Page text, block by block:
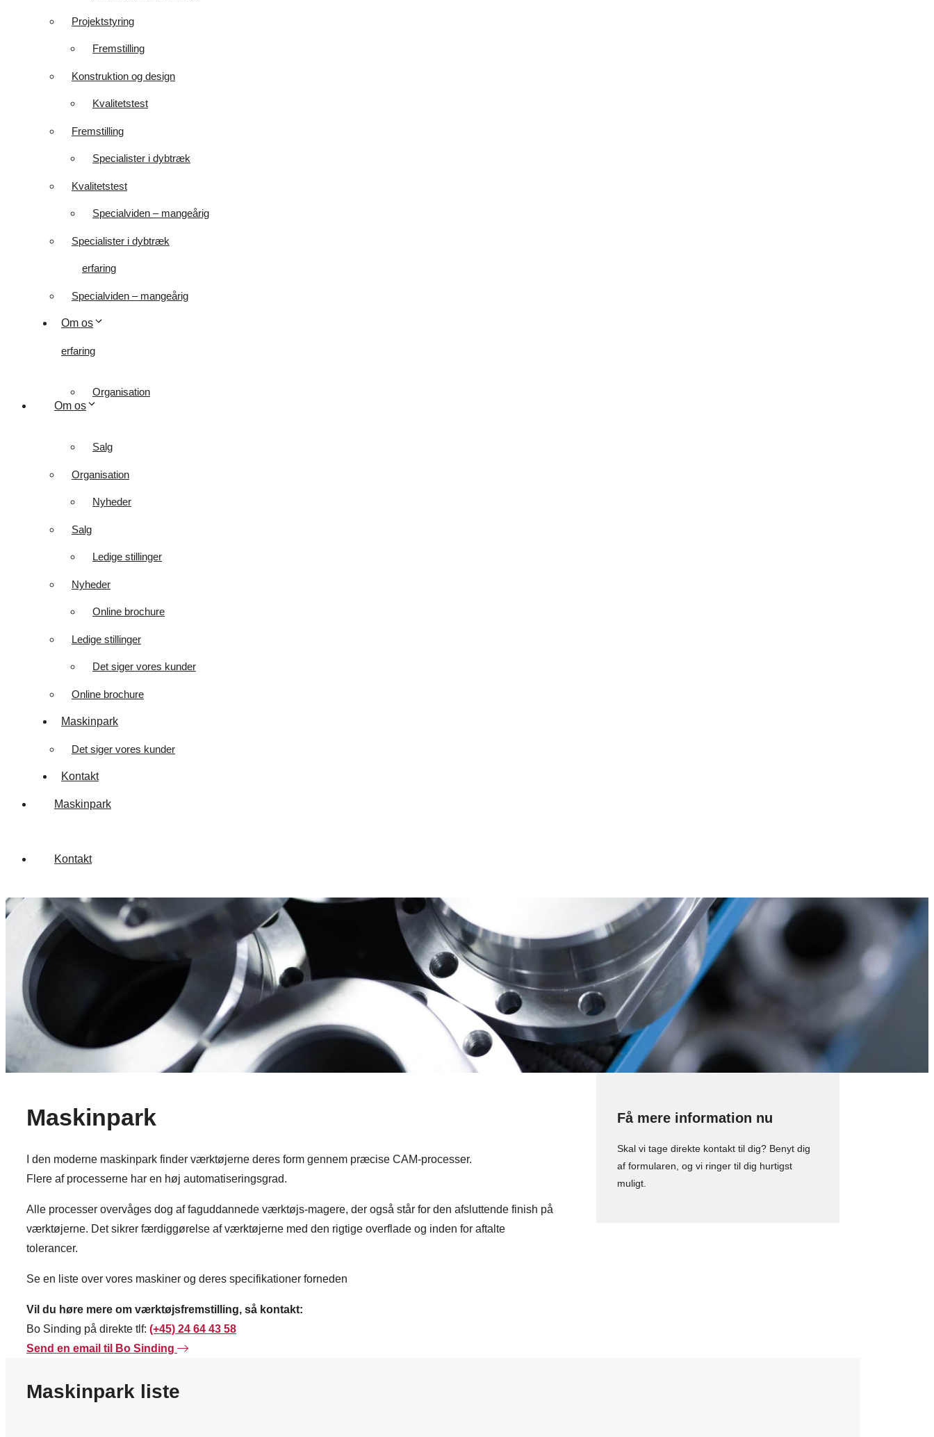
Fremstilling
Kvalitetstest
Specialister i dybtræk
Specialviden – mangeårig
erfaring
Om os
Organisation
Salg
Nyheder
Ledige stillinger
Online brochure
Det siger vores kunder
Maskinpark
Kontakt
Projektstyring
Konstruktion og design
Fremstilling
Kvalitetstest
Specialister i dybtræk
Specialviden – mangeårig
erfaring
Om os
Organisation
Salg
Nyheder
Ledige stillinger
Online brochure
Det siger vores kunder
Maskinpark
Kontakt
Maskinpark
I den moderne maskinpark finder værktøjerne deres form gennem præcise CAM-processer.
Flere af processerne har en høj automatiseringsgrad.
Alle processer overvåges dog af faguddannede værktøjs-magere, der også står for den afsluttende finish på
værktøjerne. Det sikrer færdiggørelse af værktøjerne med den rigtige overflade og inden for aftalte
tolerancer.
Se en liste over vores maskiner og deres specifikationer forneden
Vil du høre mere om værktøjsfremstilling, så kontakt:
Bo Sinding på direkte tlf: (+45) 24 64 43 58
Send en email til Bo Sinding
Få mere information nu
Skal vi tage direkte kontakt til dig? Benyt dig
af formularen, og vi ringer til dig hurtigst
muligt.
Maskinpark liste